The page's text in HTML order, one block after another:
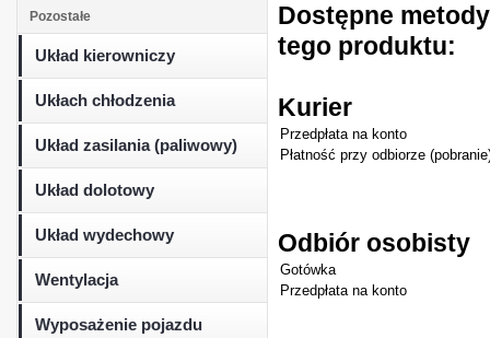
Pozostałe
Układ kierowniczy
Ukłach chłodzenia
Układ zasilania (paliwowy)
Układ dolotowy
Układ wydechowy
Wentylacja
Wyposażenie pojazdu
Dostępne
tego produktu:
Kurier
Przedpłata na konto
Płatność przy odbiorze
Odbiór osobisty
Gotówka
Przedpłata na konto